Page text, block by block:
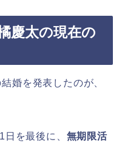
慶太の現在の
婚を発表したのが、
を最後に、 無期限活